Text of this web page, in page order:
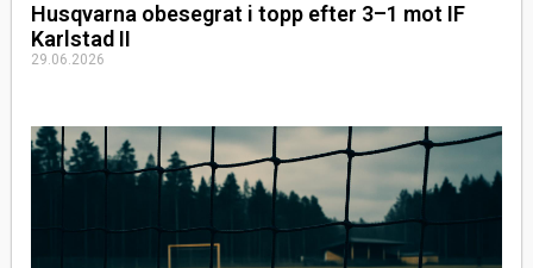
Husqvarna obesegrat i topp efter 3–1 mot IF
Karlstad II
29.06.2026